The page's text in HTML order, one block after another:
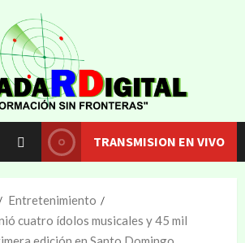
TRANSMISION EN VIVO
Entretenimiento
cuatro ídolos musicales y 45 mil